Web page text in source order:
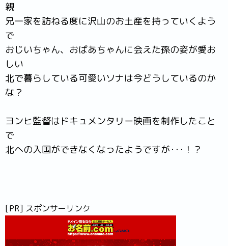
親
兄一家を訪ねる度に沢山のお土産を持っていくよう
で
おじいちゃん、おばあちゃんに会えた孫の姿が愛お
しい
北で暮らしている可愛いソナは今どうしているのか
な？
ヨンヒ監督はドキュメンタリー映画を制作したこと
で
北への入国ができなくなったようですが･･･！？
[PR] スポンサーリンク